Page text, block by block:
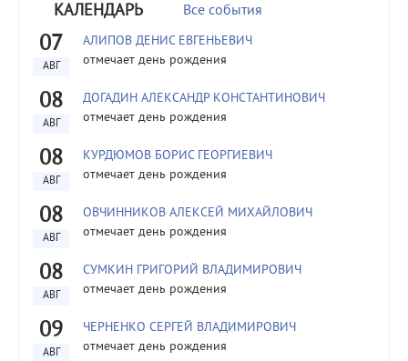
КАЛЕНДАРЬ Все события
07
АВГ
АЛИПОВ ДЕНИС ЕВГЕНЬЕВИЧ
отмечает день рождения
08
АВГ
ДОГАДИН АЛЕКСАНДР КОНСТАНТИНОВИЧ
отмечает день рождения
08
АВГ
КУРДЮМОВ БОРИС ГЕОРГИЕВИЧ
отмечает день рождения
08
АВГ
ОВЧИННИКОВ АЛЕКСЕЙ МИХАЙЛОВИЧ
отмечает день рождения
08
АВГ
СУМКИН ГРИГОРИЙ ВЛАДИМИРОВИЧ
отмечает день рождения
09
АВГ
ЧЕРНЕНКО СЕРГЕЙ ВЛАДИМИРОВИЧ
отмечает день рождения